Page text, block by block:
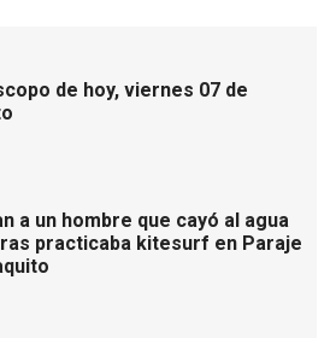
de hoy, viernes 07 de
a un hombre que cayó al agua
practicaba kitesurf en Paraje